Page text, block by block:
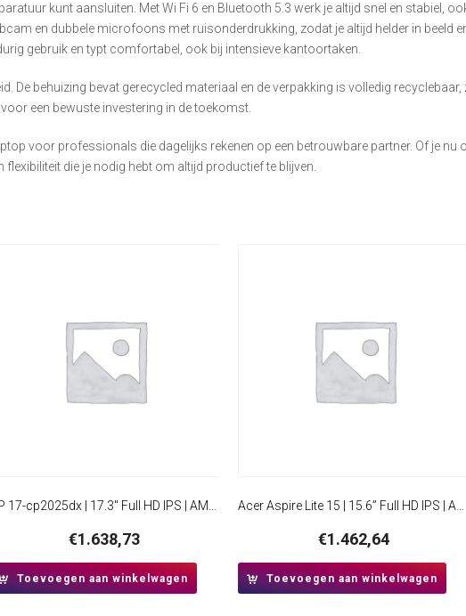
kunt aansluiten. Met Wi Fi 6 en Bluetooth 5.3 werk je altijd snel en stabiel,
en dubbele microfoons met ruisonderdrukking, zodat je altijd helder in beeld
gebruik en typt comfortabel, ook bij intensieve kantoortaken.
De behuizing bevat gerecycled materiaal en de verpakking is volledig recyclebaar,
een bewuste investering in de toekomst.
voor professionals die dagelijks rekenen op een betrouwbare partner. Of je
flexibiliteit die je nodig hebt om altijd productief te blijven.
HP 17-cp2025dx | 17.3″ Full HD IPS | AMD Ryzen 5 7520U | 8GB DDR5 | 512GB SSD | Windows 11 Home
€1.638,73
Toevoegen aan winkelwagen
Acer Aspire Lite 15 | 15.6” Full HD IPS | AMD Ryzen 7 5825U | 16GB RAM | 512GB SSD | W11 Pro
€1.462,64
Toevoegen aan winkelwagen